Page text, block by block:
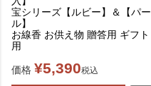
宝シリーズ【ルビー】＆【パー
ル】
お線香 お供え物 贈答用 ギフト
用
価格 ¥5,390税込